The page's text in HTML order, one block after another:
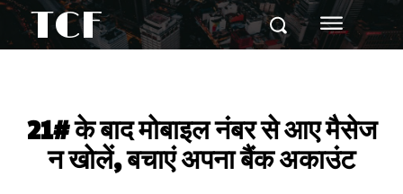
TCF
21# के बाद मोबाइल नंबर से आए मैसेज
न खोलें, बचाएं अपना बैंक अकाउंट